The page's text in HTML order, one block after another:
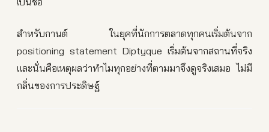
สำหรับกานต์ ในยุคที่นักการตลาดทุกคนเริ่มต้นจาก
positioning statement Diptyque เริ่มต้นจากสถานที่จริง
และนั่นคือเหตุผลว่าทำไมทุกอย่างที่ตามมาจึงดูจริงเสมอ ไม่มี
กลิ่นของการประดิษฐ์